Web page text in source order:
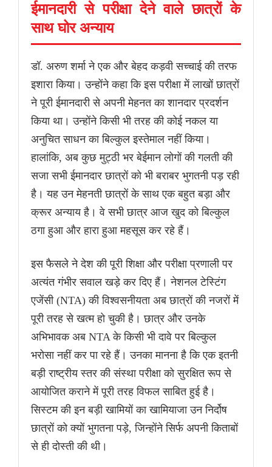
ईमानदारी से परीक्षा देने वाले छात्रों के
साथ घोर अन्याय
डॉ. अरुण शर्मा ने एक और बेहद कड़वी सच्चाई की तरफ
इशारा किया। उन्होंने कहा कि इस परीक्षा में लाखों छात्रों
ने पूरी ईमानदारी से अपनी मेहनत का शानदार प्रदर्शन
किया था। उन्होंने किसी भी तरह की कोई नकल या
अनुचित साधन का बिल्कुल इस्तेमाल नहीं किया।
हालांकि, अब कुछ मुट्ठी भर बेईमान लोगों की गलती की
सजा सभी ईमानदार छात्रों को भी बराबर भुगतनी पड़ रही
है। यह उन मेहनती छात्रों के साथ एक बहुत बड़ा और
क्रूर अन्याय है। वे सभी छात्र आज खुद को बिल्कुल
ठगा हुआ और हारा हुआ महसूस कर रहे हैं।
इस फैसले ने देश की पूरी शिक्षा और परीक्षा प्रणाली पर
अत्यंत गंभीर सवाल खड़े कर दिए हैं। नेशनल टेस्टिंग
एजेंसी (NTA) की विश्वसनीयता अब छात्रों की नजरों में
पूरी तरह से खत्म हो चुकी है। छात्र और उनके
अभिभावक अब NTA के किसी भी दावे पर बिल्कुल
भरोसा नहीं कर पा रहे हैं। उनका मानना है कि एक इतनी
बड़ी राष्ट्रीय स्तर की संस्था परीक्षा को सुरक्षित रूप से
आयोजित कराने में पूरी तरह विफल साबित हुई है।
सिस्टम की इन बड़ी खामियों का खामियाजा उन निर्दोष
छात्रों को क्यों भुगतना पड़े, जिन्होंने सिर्फ अपनी किताबों
से ही दोस्ती की थी।